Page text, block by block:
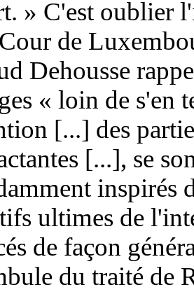
» C'est oublier
de
Dehousse
« loin de s'en
[...] des
[...], se
inspirés
ultimes de
de façon
du traité de